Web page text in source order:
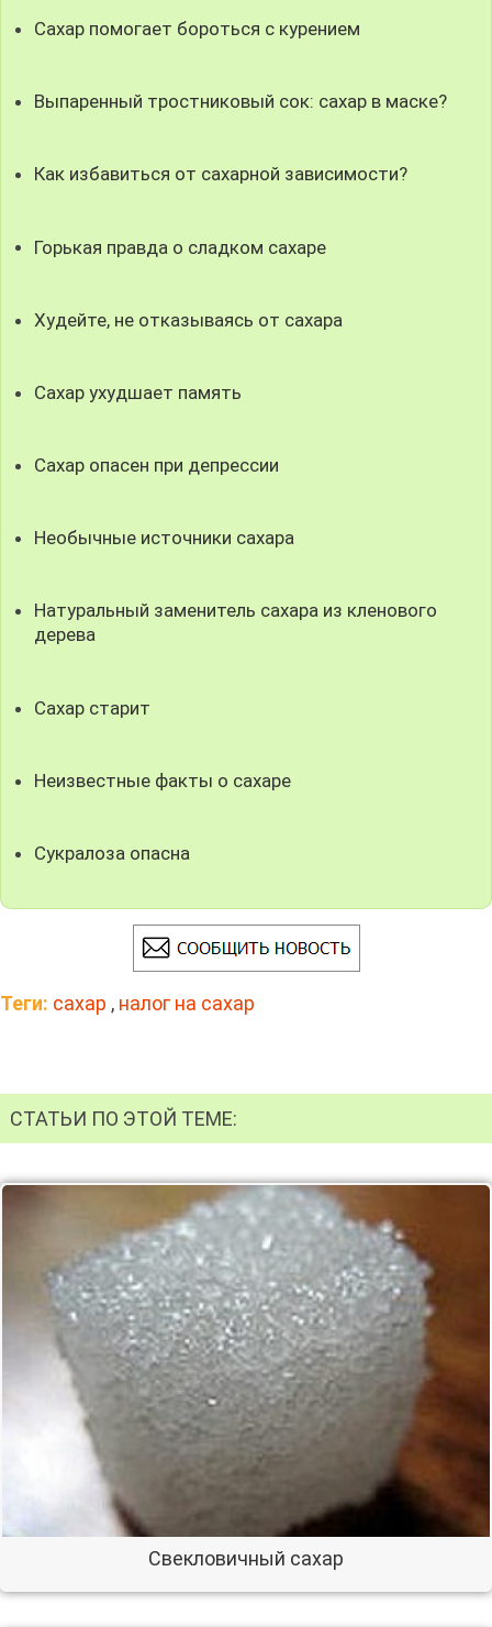
Сахар помогает бороться с курением
Выпаренный тростниковый сок: сахар в маске?
Как избавиться от сахарной зависимости?
Горькая правда о сладком сахаре
Худейте, не отказываясь от сахара
Сахар ухудшает память
Сахар опасен при депрессии
Необычные источники сахара
Натуральный заменитель сахара из кленового
дерева
Сахар старит
Неизвестные факты о сахаре
Cукралоза опасна
Теги: сахар , налог на сахар
СТАТЬИ ПО ЭТОЙ ТЕМЕ:
Свекловичный сахар